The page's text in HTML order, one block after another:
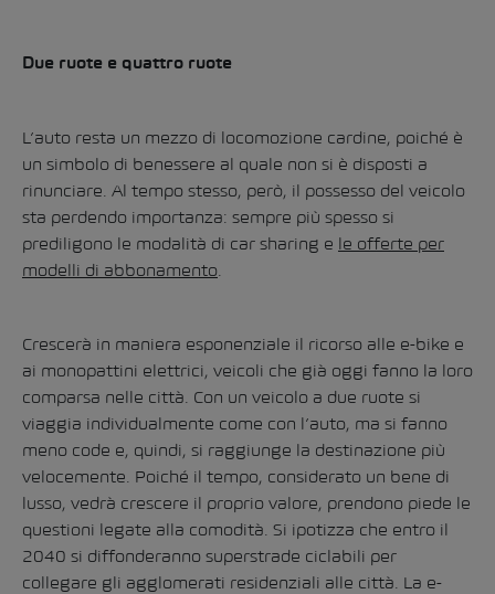
Due ruote e quattro ruote
L’auto resta un mezzo di locomozione cardine, poiché è
un simbolo di benessere al quale non si è disposti a
rinunciare. Al tempo stesso, però, il possesso del veicolo
sta perdendo importanza: sempre più spesso si
prediligono le modalità di car sharing e le offerte per
modelli di abbonamento
Crescerà in maniera esponenziale il ricorso alle e-bike e
ai monopattini elettrici, veicoli che già oggi fanno la loro
comparsa nelle città. Con un veicolo a due ruote si
viaggia individualmente come con l’auto, ma si fanno
meno code e, quindi, si raggiunge la destinazione più
velocemente. Poiché il tempo, considerato un bene di
lusso, vedrà crescere il proprio valore, prendono piede le
questioni legate alla comodità. Si ipotizza che entro il
2040 si diffonderanno superstrade ciclabili per
collegare gli agglomerati residenziali alle città. La e-